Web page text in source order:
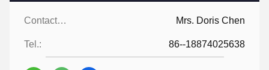
Contactpersonen: Mrs. Doris Chen
Tel.: 86--18874025638